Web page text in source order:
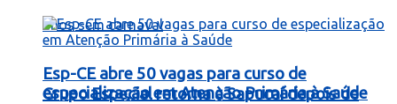
Grupo Especial retorna à Sapucaí depois de
Esp-CE abre 50 vagas para curso de
especialização em Atenção Primária à Saúde